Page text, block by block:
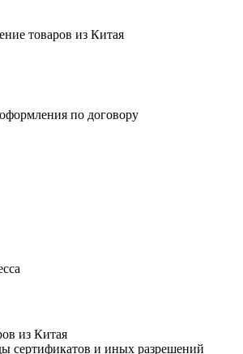
товаров из Китая
по договору
из Китая
сертификатов и иных разрешений